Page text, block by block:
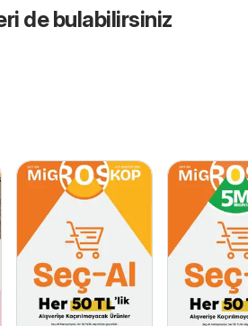
de bulabilirsiniz